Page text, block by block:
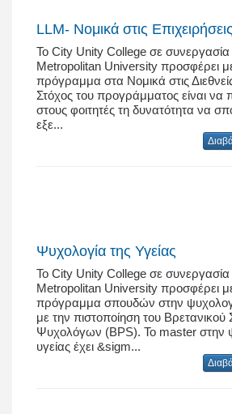
LLM- Νομικά στις Επιχειρήσεις
Το City Unity College σε
Metropolitan University προσφέρει
πρόγραμμα στα Νομικά στις
Στόχος του προγράμματος είναι να
στους φοιτητές τη δυνατότητα να
εξε...
Ψυχολογία της Υγείας
Το City Unity College σε
Metropolitan University προσφέρει
πρόγραμμα σπουδών στην
με την πιστοποίηση του
Ψυχολόγων (BPS). Το master στην
υγείας έχει &sigm...